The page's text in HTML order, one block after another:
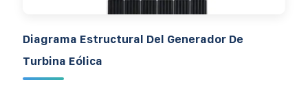
Diagrama Estructural Del Generador De
Turbina Eólica